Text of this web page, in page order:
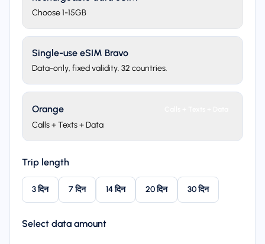
Choose 1-15GB
Single-use eSIM Bravo
Data-only, fixed validity. 32 countries.
Orange
Calls + Texts + Data
Trip length
3 दिन 7 दिन 14 दिन 20 दिन 30 दिन
Select data amount